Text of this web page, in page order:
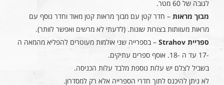
לגובה של 60 מטר.
מבוך מראות – חדר קטן עם מבוך מראות קטן מאוד וחדר נוסף עם
מראות מעוותות בצורות שונות. (לדעתי לא מרשים ואפשר לוותר).
ספריית Strahov
– בספרייה שני אולמות מעוטרים להפליא מהמאה ה
-17 עד ה -18. אוסף ספרים עתיקים.
בשביל לצלם יש עלות נוספת מלבד עלות הכניסה.
לא ניתן להיכנס לתוך חדרי הספרייה אלא רק למסדרון.